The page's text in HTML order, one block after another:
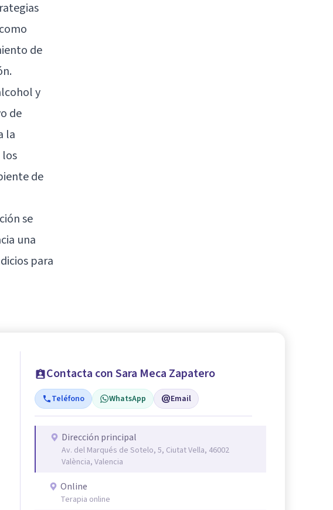
de
y
de
la
los
de
se
una
para
Contacta con Sara Meca Zapatero
Teléfono WhatsApp Email
Dirección principal
Av. del Marqués de Sotelo, 5, Ciutat Vella, 46002
València, Valencia
Online
Terapia online